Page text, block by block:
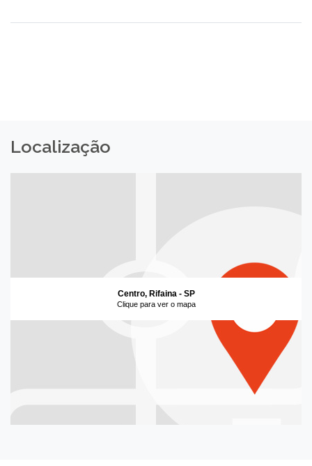
Localização
Centro, Rifaina - SP
Clique para ver o mapa